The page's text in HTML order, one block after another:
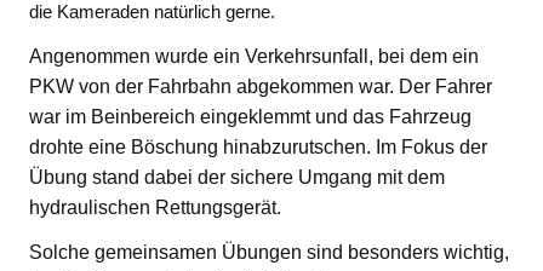
die Kameraden natürlich gerne.
Angenommen wurde ein Verkehrsunfall, bei dem ein
PKW von der Fahrbahn abgekommen war. Der Fahrer
war im Beinbereich eingeklemmt und das Fahrzeug
drohte eine Böschung hinabzurutschen. Im Fokus der
Übung stand dabei der sichere Umgang mit dem
hydraulischen Rettungsgerät.
Solche gemeinsamen Übungen sind besonders wichtig,